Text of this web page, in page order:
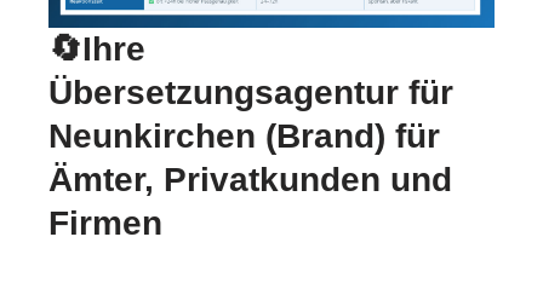
🔄Ihre
Übersetzungsagentur für
Neunkirchen (Brand) für
Ämter, Privatkunden und
Firmen